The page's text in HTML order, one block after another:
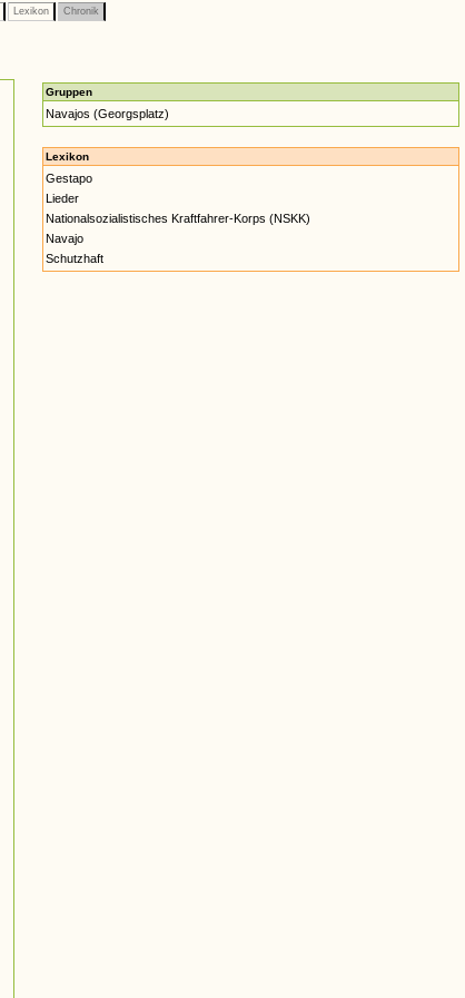
Lexikon Chronik
Gruppen
Navajos (Georgsplatz)
Lexikon
Gestapo
Lieder
Nationalsozialistisches Kraftfahrer-Korps (NSKK)
Navajo
Schutzhaft